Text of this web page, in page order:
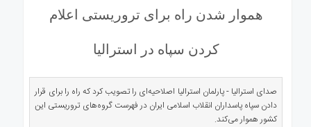
هموار شدن راه برای تروریستی اعلام
کردن سپاه در استرالیا
صدای استرالیا - پارلمان استرالیا اصلاحیه‌ای را تصویب کرد که راه را برای قرار
دادن سپاه پاسداران انقلاب اسلامی ایران در فهرست گروه‌های تروریستی این
کشور هموار می‌کند.